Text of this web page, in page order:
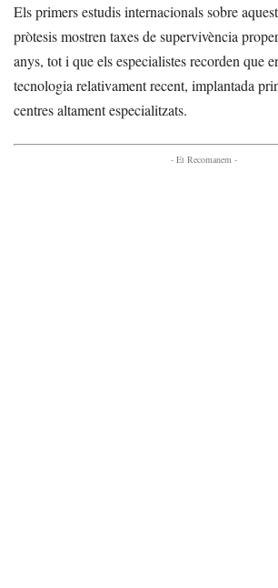
Els primers estudis internacionals sobre
pròtesis mostren taxes de supervivència
anys, tot i que els especialistes recorden que
tecnologia relativament recent, implantada
centres altament especialitzats.
- Et Recomanem -